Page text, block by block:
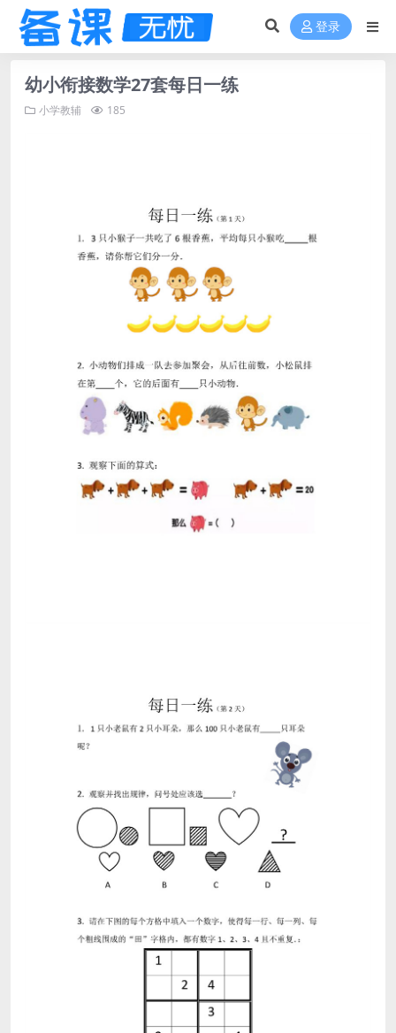
登录
幼小衔接数学27套每日一练
小学教辅 185